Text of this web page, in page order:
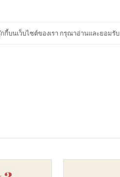
กกี้บนเว็บไซต์ของเรา กรุณาอ่านและยอมรับ